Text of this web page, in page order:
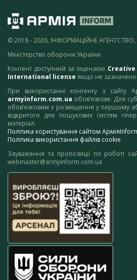
© 2018 - 2026, ІНФОРМАЦІЙНЕ АГЕНТСТВО,
Міністерство оборони України
Контент доступний за ліцензією
International license якщо не
При використанні контенту з сайту
armyinform.com.ua обов’язкове. Для
обов’язковим є розміщення у першому
відкритого для пошукових систем
матеріал.
Політика користування сайтом
Політика використання файлів cookie
Зауваження та пропозиції по роботі
webmaster@armyinform.com.ua